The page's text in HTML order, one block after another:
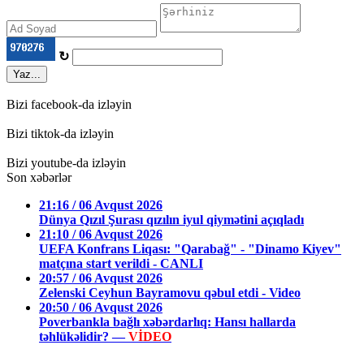
↻
Yaz...
Bizi facebook-da izləyin
Bizi tiktok-da izləyin
Bizi youtube-da izləyin
Son xəbərlər
21:16 / 06 Avqust 2026
Dünya Qızıl Şurası qızılın iyul qiymətini açıqladı
21:10 / 06 Avqust 2026
UEFA Konfrans Liqası: "Qarabağ" - "Dinamo Kiyev"
matçına start verildi - CANLI
20:57 / 06 Avqust 2026
Zelenski Ceyhun Bayramovu qəbul etdi - Video
20:50 / 06 Avqust 2026
Poverbankla bağlı xəbərdarlıq: Hansı hallarda
təhlükəlidir? —VİDEO